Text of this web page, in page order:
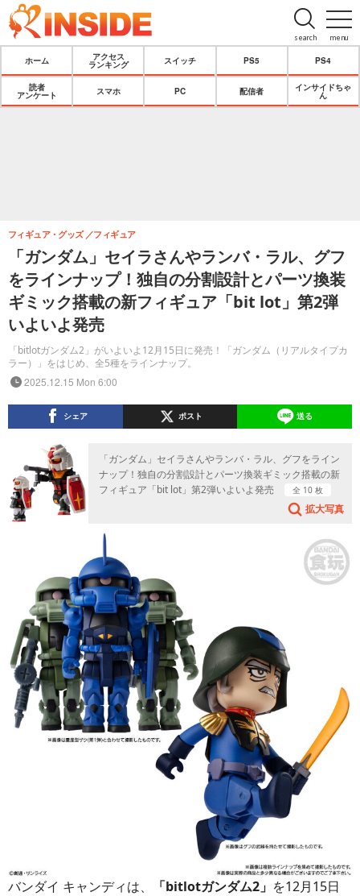
menu
search
ホーム
アクセス
ランキング
スイッチ PS5 PS4
読者
アンケート
スマホ PC 配信者
インサイドちゃ
ん
「ガンダム」セイラさんやランバ・ラル、グフ
をラインナップ！独自の分割設計とパーツ換装
ギミック搭載の新フィギュア「bit lot」第2弾
いよいよ発売
「bitlotガンダム2」がいよいよ12月15日に発売！「ガンダム（リアルタイプカ
ラー）」をはじめ、全5種をラインナップ。
フィギュア・グッズ フィギュア
2025.12.15 Mon 6:00
シェア ポスト 送る
「ガンダム」セイラさんやランバ・ラル、グフをライン
ナップ！独自の分割設計とパーツ換装ギミック搭載の新
フィギュア「bit lot」第2弾いよいよ発売
全 10 枚
拡大写真
バンダイ キャンディは、 「bitlotガンダム2」 を12月15日